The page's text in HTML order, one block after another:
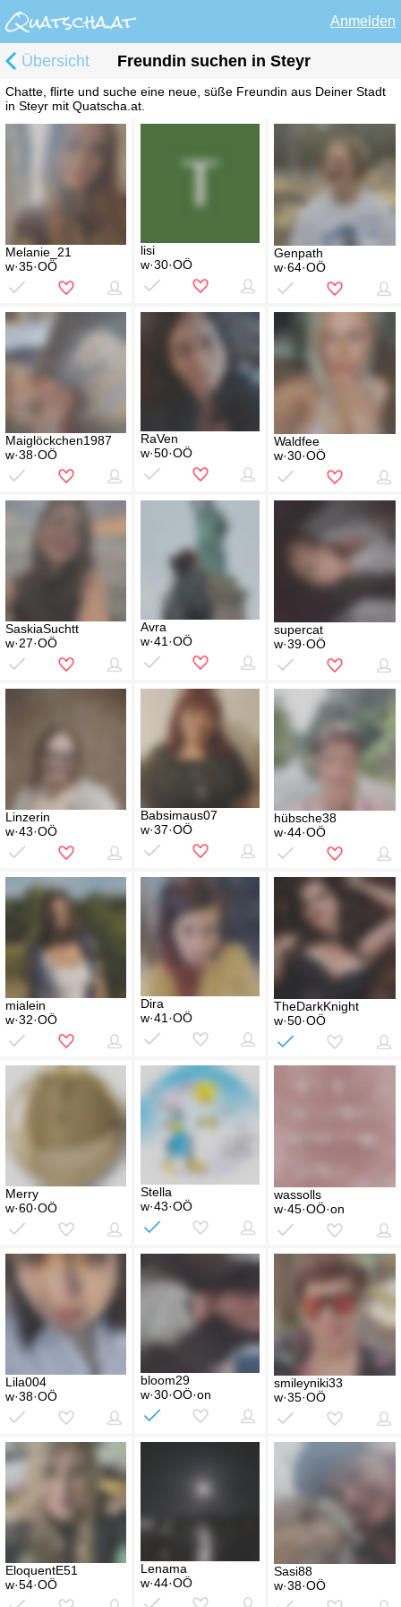
Anmelden
Übersicht Freundin suchen in Steyr
Chatte, flirte und suche eine neue, süße Freundin aus Deiner Stadt
in Steyr mit Quatscha.at.
Melanie_21
w·35·OÖ
lisi
w·30·OÖ
Genpath
w·64·OÖ
Maiglöckchen1987
w·38·OÖ
RaVen
w·50·OÖ
Waldfee
w·30·OÖ
SaskiaSuchtt
w·27·OÖ
Avra
w·41·OÖ
supercat
w·39·OÖ
Linzerin
w·43·OÖ
Babsimaus07
w·37·OÖ
hübsche38
w·44·OÖ
mialein
w·32·OÖ
Dira
w·41·OÖ
TheDarkKnight
w·50·OÖ
Merry
w·60·OÖ
Stella
w·43·OÖ
wassolls
w·45·OÖ·on
Lila004
w·38·OÖ
bloom29
w·30·OÖ·on
smileyniki33
w·35·OÖ
EloquentE51
w·54·OÖ
Lenama
w·44·OÖ
Sasi88
w·38·OÖ